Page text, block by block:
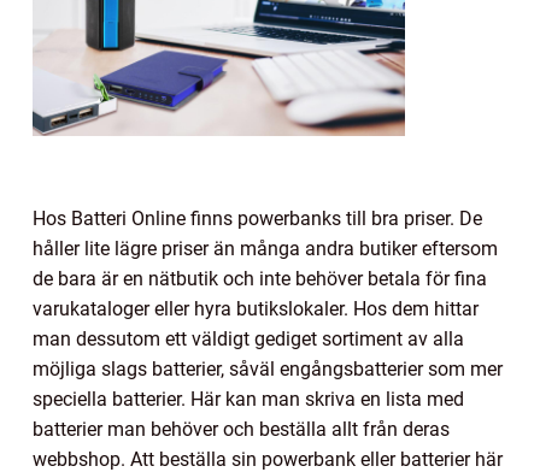
Hos Batteri Online finns powerbanks till bra priser. De
håller lite lägre priser än många andra butiker eftersom
de bara är en nätbutik och inte behöver betala för fina
varukataloger eller hyra butikslokaler. Hos dem hittar
man dessutom ett väldigt gediget sortiment av alla
möjliga slags batterier, såväl engångsbatterier som mer
speciella batterier. Här kan man skriva en lista med
batterier man behöver och beställa allt från deras
webbshop. Att beställa sin powerbank eller batterier här